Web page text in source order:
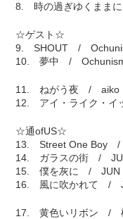
8. 時の過ぎゆくまま
☆ゲスト☆
9. SHOUT /
10. 夢中 /
11. ねがう夜 / aiko
12. アイ・ライク・
☆通ofUS☆
13. Street One Boy /
14. ガラスの街 /
15. 僕を灰に / JUN
16. 風に吹かれて /
17. 黄色いリボン /